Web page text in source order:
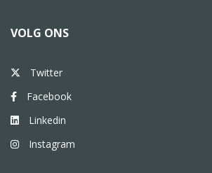
VOLG ONS
Twitter
Facebook
Linkedin
Instagram